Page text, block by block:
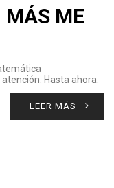
MÁS ME
Hasta ahora.
LEER MÁS